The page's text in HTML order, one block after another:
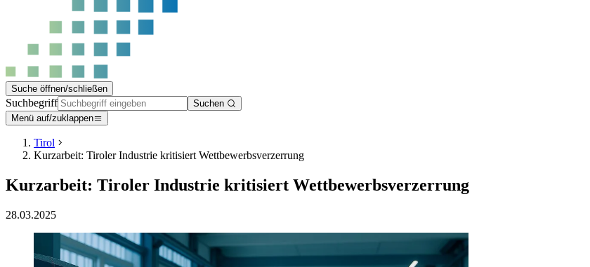
Suche öffnen/schließen
Suchbegriff
Suchen
Menü auf/zuklappen
Tirol
Kurzarbeit: Tiroler Industrie kritisiert Wettbewerbsverzerrung
Kurzarbeit: Tiroler Industrie kritisiert Wettbewerbsverzerrung
28.03.2025